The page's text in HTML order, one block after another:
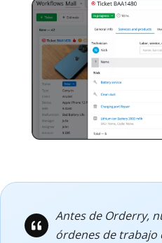
Antes de Orderry,
órdenes de trabajo